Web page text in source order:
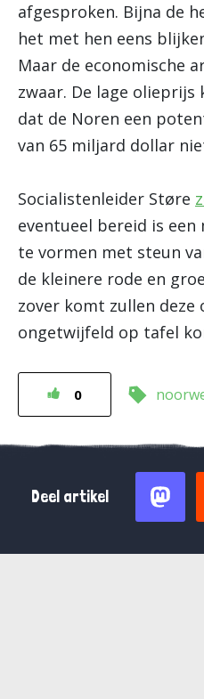
afgesproken. Bijna de
het met hen eens
Maar de economische
zwaar. De lage olieprijs
dat de Noren een
van 65 miljard dollar
Socialistenleider Støre
eventueel bereid is
te vormen met steun
de kleinere rode en
zover komt zullen deze
ongetwijfeld op tafel
0
Deel artikel